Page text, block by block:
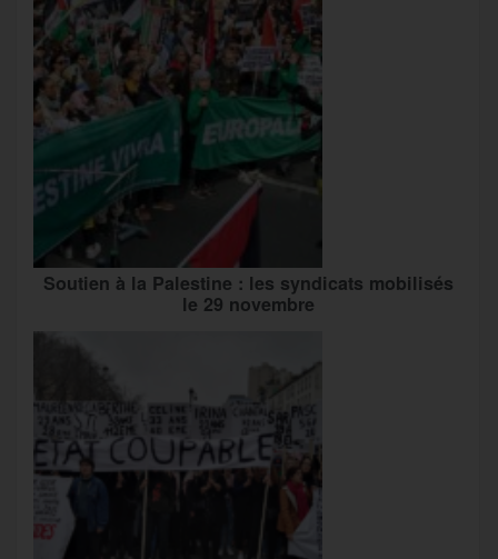
Soutien à la Palestine : les syndicats mobilisés
le 29 novembre